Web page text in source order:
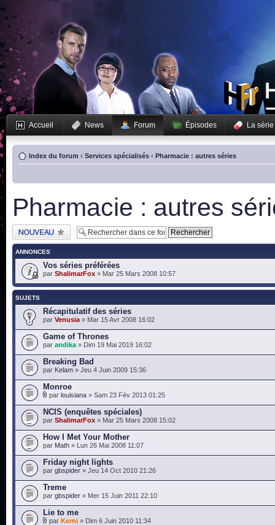
Accueil News Forum Épisodes La série
Index du forum ‹ Services spécialisés ‹ Pharmacie : autres séries
Pharmacie : autres
Publier un nouveau
sujet
ANNONCES
Vos séries préférées
par ShalimarFox » Mar 25 Mars 2008 10:57
SUJETS
Récapitulatif des séries
par Venusia » Mar 15 Avr 2008 16:02
Game of Thrones
par andika » Dim 19 Mai 2019 16:02
Breaking Bad
par Kelam » Jeu 4 Juin 2009 15:36
Monroe
par louisiana » Sam 23 Fév 2013 01:25
NCIS (enquêtes spéciales)
par ShalimarFox » Mar 25 Mars 2008 15:02
How I Met Your Mother
par Math » Lun 26 Mai 2008 11:07
Friday night lights
par gbspider » Jeu 14 Oct 2010 21:26
Treme
par gbspider » Mer 15 Juin 2011 22:10
Lie to me
par Kerni » Dim 6 Juin 2010 11:34